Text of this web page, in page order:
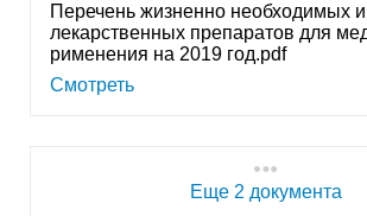
Перечень жизненно необходимых
лекарственных препаратов для
рименения на 2019 год.pdf
Смотреть
Еще 2 документа